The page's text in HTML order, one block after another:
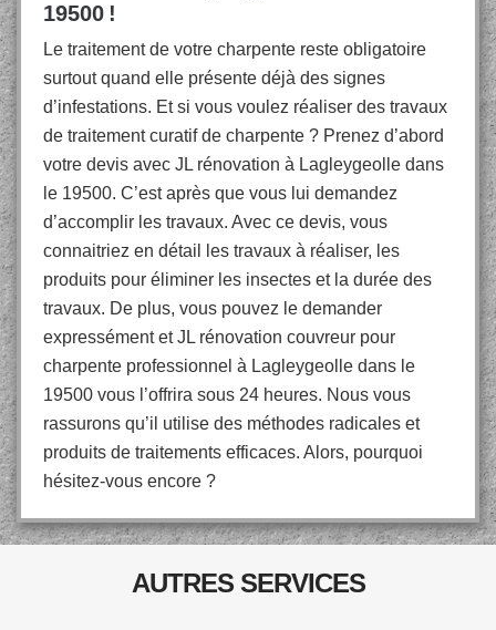
19500 !
Le traitement de votre charpente reste obligatoire
surtout quand elle présente déjà des signes
d’infestations. Et si vous voulez réaliser des travaux
de traitement curatif de charpente ? Prenez d’abord
votre devis avec JL rénovation à Lagleygeolle dans
le 19500. C’est après que vous lui demandez
d’accomplir les travaux. Avec ce devis, vous
connaitriez en détail les travaux à réaliser, les
produits pour éliminer les insectes et la durée des
travaux. De plus, vous pouvez le demander
expressément et JL rénovation couvreur pour
charpente professionnel à Lagleygeolle dans le
19500 vous l’offrira sous 24 heures. Nous vous
rassurons qu’il utilise des méthodes radicales et
produits de traitements efficaces. Alors, pourquoi
hésitez-vous encore ?
AUTRES SERVICES